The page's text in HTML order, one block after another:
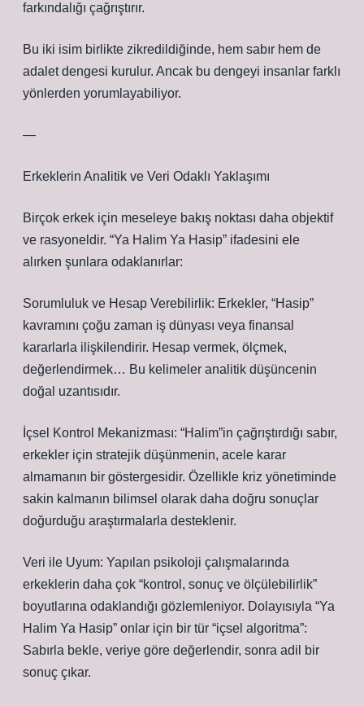
farkındalığı çağrıştırır.
Bu iki isim birlikte zikredildiğinde, hem sabır hem de
adalet dengesi kurulur. Ancak bu dengeyi insanlar farklı
yönlerden yorumlayabiliyor.
—
Erkeklerin Analitik ve Veri Odaklı Yaklaşımı
Birçok erkek için meseleye bakış noktası daha objektif
ve rasyoneldir. “Ya Halim Ya Hasip” ifadesini ele
alırken şunlara odaklanırlar:
Sorumluluk ve Hesap Verebilirlik: Erkekler, “Hasip”
kavramını çoğu zaman iş dünyası veya finansal
kararlarla ilişkilendirir. Hesap vermek, ölçmek,
değerlendirmek… Bu kelimeler analitik düşüncenin
doğal uzantısıdır.
İçsel Kontrol Mekanizması: “Halim”in çağrıştırdığı sabır,
erkekler için stratejik düşünmenin, acele karar
almamanın bir göstergesidir. Özellikle kriz yönetiminde
sakin kalmanın bilimsel olarak daha doğru sonuçlar
doğurduğu araştırmalarla desteklenir.
Veri ile Uyum: Yapılan psikoloji çalışmalarında
erkeklerin daha çok “kontrol, sonuç ve ölçülebilirlik”
boyutlarına odaklandığı gözlemleniyor. Dolayısıyla “Ya
Halim Ya Hasip” onlar için bir tür “içsel algoritma”:
Sabırla bekle, veriye göre değerlendir, sonra adil bir
sonuç çıkar.